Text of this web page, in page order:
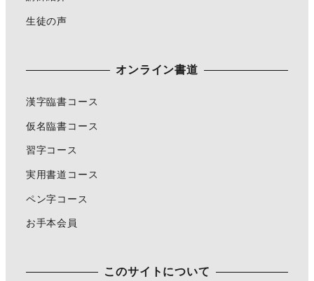
生徒の声
オンライン書道
漢字臨書コース
仮名臨書コース
習字コース
実用書道コース
ペン字コース
お手本会員
このサイトについて